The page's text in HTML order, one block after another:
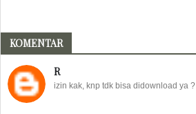
KOMENTAR
R
izin kak, knp tdk bisa didownload ya ?